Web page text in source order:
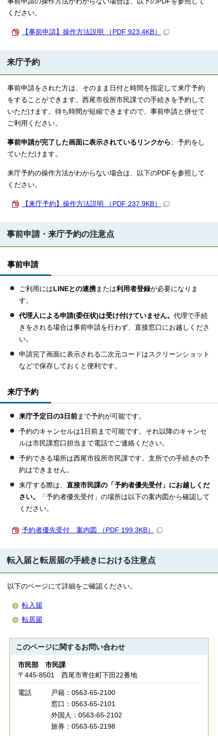
ください。
【事前申請】操作方法説明 （PDF 923.4KB）
来庁予約
事前申請をされた方は、そのまま日付と時間を指定して来庁予約
をすることができます。西尾市役所市民課での手続きを予約して
いただけます。待ち時間が短縮できますので、事前申請と併せて
ご利用ください。
事前申請が完了した画面に表示されているリンクから、予約をし
ていただけます。
来庁予約の操作方法がわからない場合は、以下のPDFを参照して
ください。
【来庁予約】操作方法説明 （PDF 237.9KB）
事前申請・来庁予約の注意点
事前申請
ご利用には LINEとの連携または利用者登録が必要になりま
す。
代理人による申請(委任状)は受け付けていません。 代理で手続
きをされる場合は事前申請を行わず、直接窓口にお越しくださ
い。
申請完了画面に表示される二次元コードはスクリーンショット
などで保存しておくと便利です。
来庁予約
来庁予定日の3日前まで予約が可能です。
予約のキャンセルは1日前まで可能です。それ以降のキャンセ
ルは市民課窓口担当まで電話でご連絡ください。
予約できる場所は西尾市役所市民課です。支所での手続きの予
約はできません。
来庁する際は、 直接市民課の「予約者優先受付」にお越しくだ
さい。
「予約者優先受付」の場所は以下の案内図から確認して
ください。
予約者優先受付 案内図 （PDF 199.3KB）
転入届と転居届の手続きにおける注意点
以下のページにて詳細をご確認ください。
転入届
転居届
このページに関するお問い合わせ
市民部 市民課
〒445-8501 西尾市寄住町下田22番地
電話
戸籍：0563-65-2100
窓口：0563-65-2101
外国人：0563-65-2102
旅券：0563-65-2198